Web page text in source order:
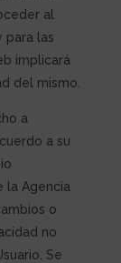
al
para las
implicará
del mismo.
a
a su
la Agencia
o
no
Se